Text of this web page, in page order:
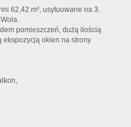
62,42 m², usytuowane na 3.
pomieszczeń, dużą ilością
ekspozycją okien na strony